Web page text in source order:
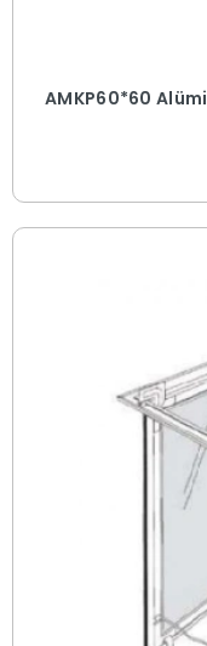
AMKP60*60